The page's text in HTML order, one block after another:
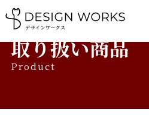
取り扱い商品
Product